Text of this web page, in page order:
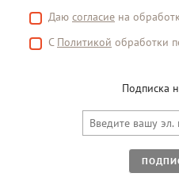
Даю согласие на
С Политикой обработки
Подписка